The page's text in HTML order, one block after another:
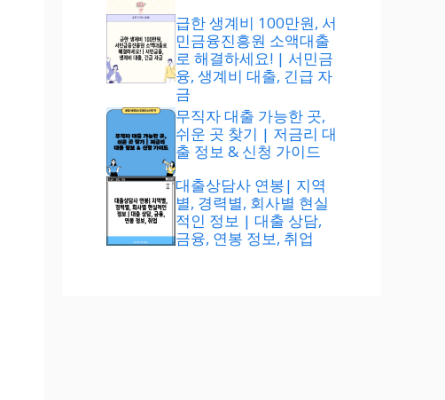
급한 생계비 100만원, 서
민금융진흥원 소액대출
로 해결하세요! | 서민금
융, 생계비 대출, 긴급 자
금
무직자 대출 가능한 곳,
쉬운 곳 찾기 | 저금리 대
출 정보 & 신청 가이드
대출상담사 연봉| 지역
별, 경력별, 회사별 현실
적인 정보 | 대출 상담,
금융, 연봉 정보, 취업